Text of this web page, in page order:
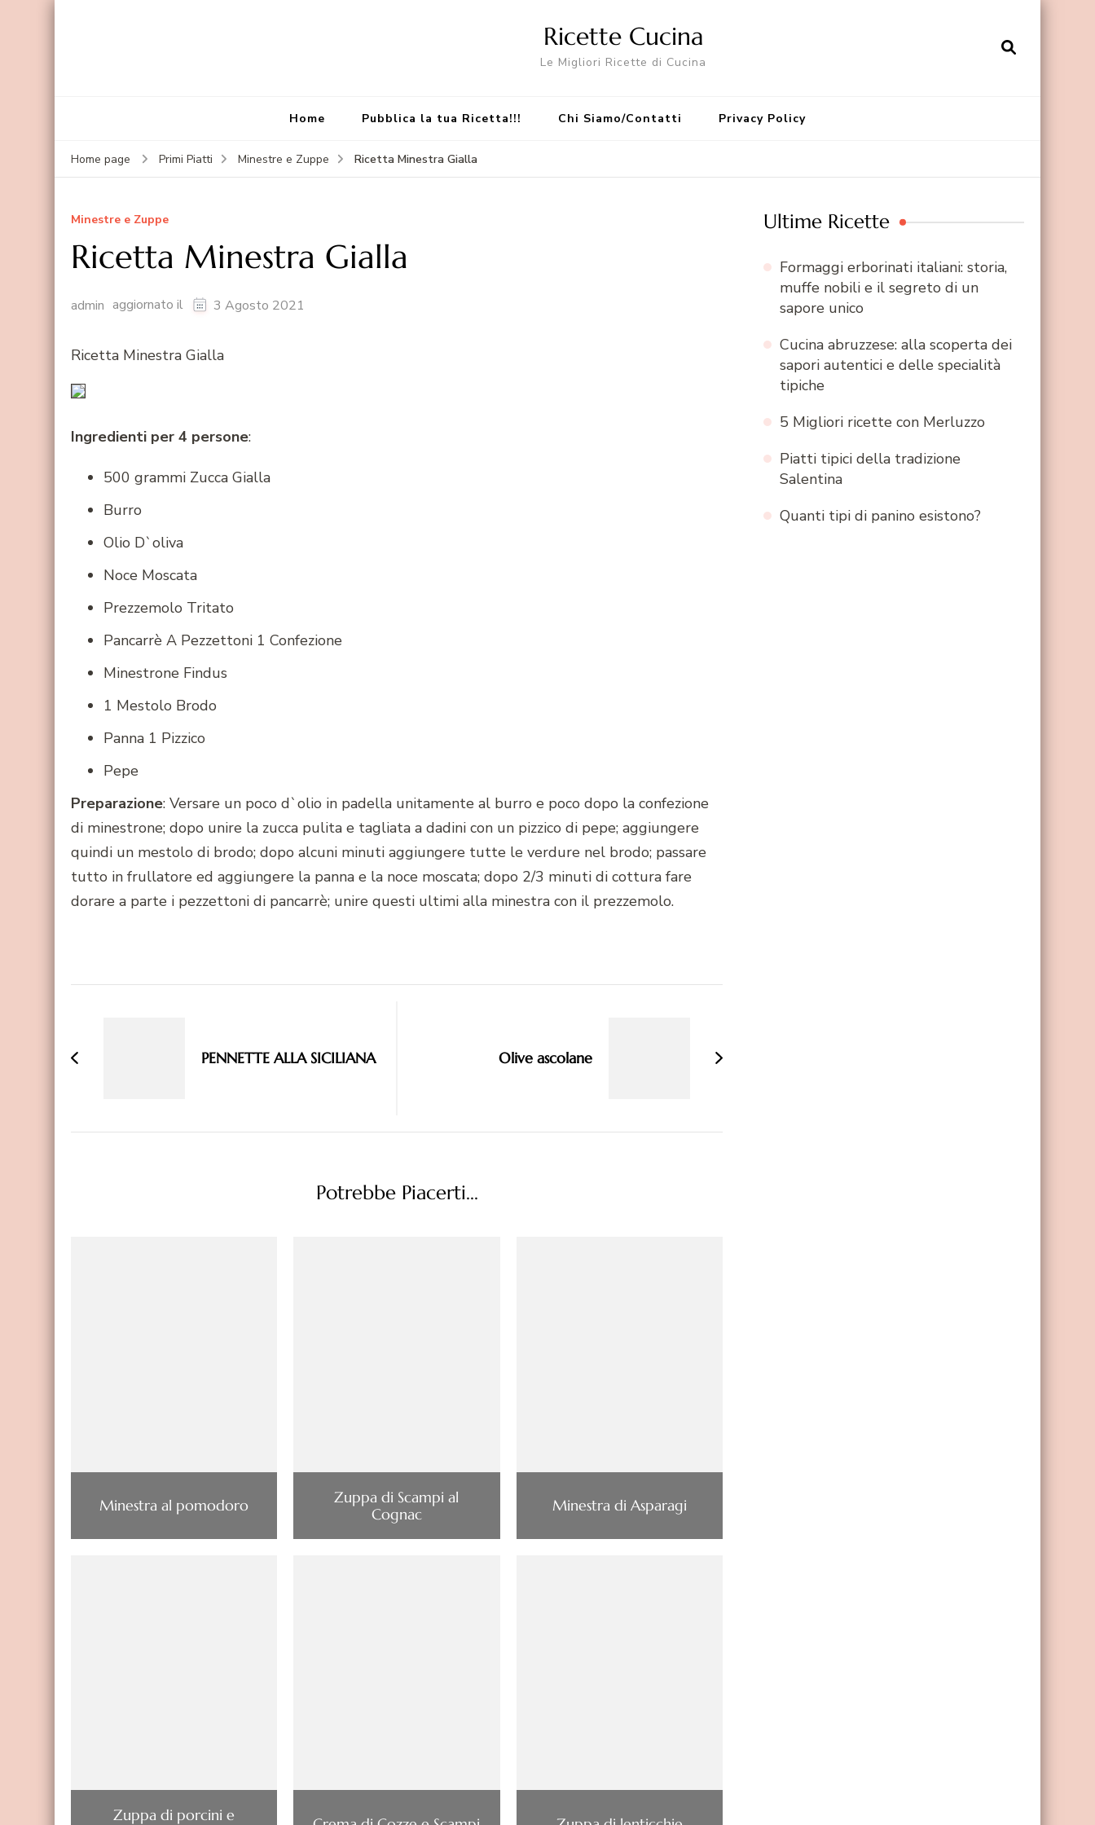
Ricette Cucina
Le Migliori Ricette di Cucina
Home Pubblica la tua Ricetta!!! Chi Siamo/Contatti Privacy Policy
Home page Primi Piatti Minestre e Zuppe Ricetta Minestra Gialla
Minestre e Zuppe
Ricetta Minestra Gialla
admin aggiornato il 3 Agosto 2021
Ricetta Minestra Gialla
Ingredienti per 4 persone:
500 grammi Zucca Gialla
Burro
Olio D`oliva
Noce Moscata
Prezzemolo Tritato
Pancarrè A Pezzettoni 1 Confezione
Minestrone Findus
1 Mestolo Brodo
Panna 1 Pizzico
Pepe
Preparazione: Versare un poco d`olio in padella unitamente al burro e poco dopo la confezione
di minestrone; dopo unire la zucca pulita e tagliata a dadini con un pizzico di pepe; aggiungere
quindi un mestolo di brodo; dopo alcuni minuti aggiungere tutte le verdure nel brodo; passare
tutto in frullatore ed aggiungere la panna e la noce moscata; dopo 2/3 minuti di cottura fare
dorare a parte i pezzettoni di pancarrè; unire questi ultimi alla minestra con il prezzemolo.
PENNETTE ALLA SICILIANA Olive ascolane
Potrebbe Piacerti...
Minestra al pomodoro
Zuppa di Scampi al
Cognac
Minestra di Asparagi
Zuppa di porcini e
Ultime Ricette
Formaggi erborinati italiani: storia,
muffe nobili e il segreto di un
sapore unico
Cucina abruzzese: alla scoperta dei
sapori autentici e delle specialità
tipiche
5 Migliori ricette con Merluzzo
Piatti tipici della tradizione
Salentina
Quanti tipi di panino esistono?